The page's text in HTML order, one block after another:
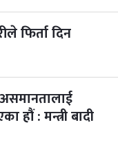
फिर्ता दिन
हौं : मन्त्री बादी